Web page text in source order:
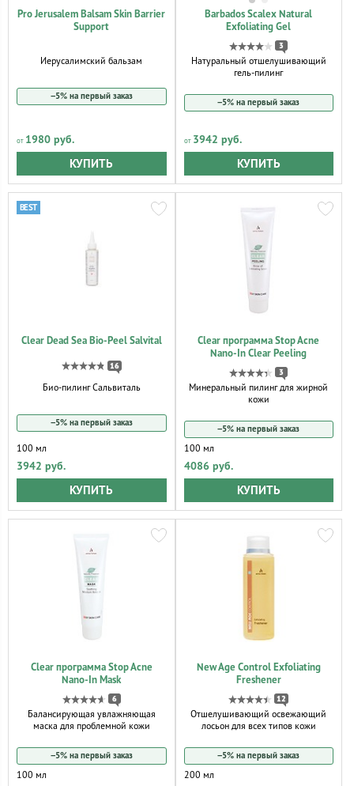
Pro Jerusalem Balsam Skin Barrier
Support
Иерусалимский бальзам
−5% на первый заказ
1980 руб.
КУПИТЬ
Barbados Scalex Natural
Exfoliating Gel
3
Натуральный отшелушивающий
гель-пилинг
−5% на первый заказ
3942 руб.
КУПИТЬ
Clear Dead Sea Bio-Peel Salvital
16
Био-пилинг Сальвиталь
−5% на первый заказ
100 мл
3942 руб.
КУПИТЬ
Clear программа Stop Acne
Nano-In Clear Peeling
3
Минеральный пилинг для жирной
кожи
−5% на первый заказ
100 мл
4086 руб.
КУПИТЬ
Clear программа Stop Acne
Nano-In Mask
6
Балансирующая увлажняющая
маска для проблемной кожи
−5% на первый заказ
100 мл
New Age Control Exfoliating
Freshener
12
Отшелушивающий освежающий
лосьон для всех типов кожи
−5% на первый заказ
200 мл